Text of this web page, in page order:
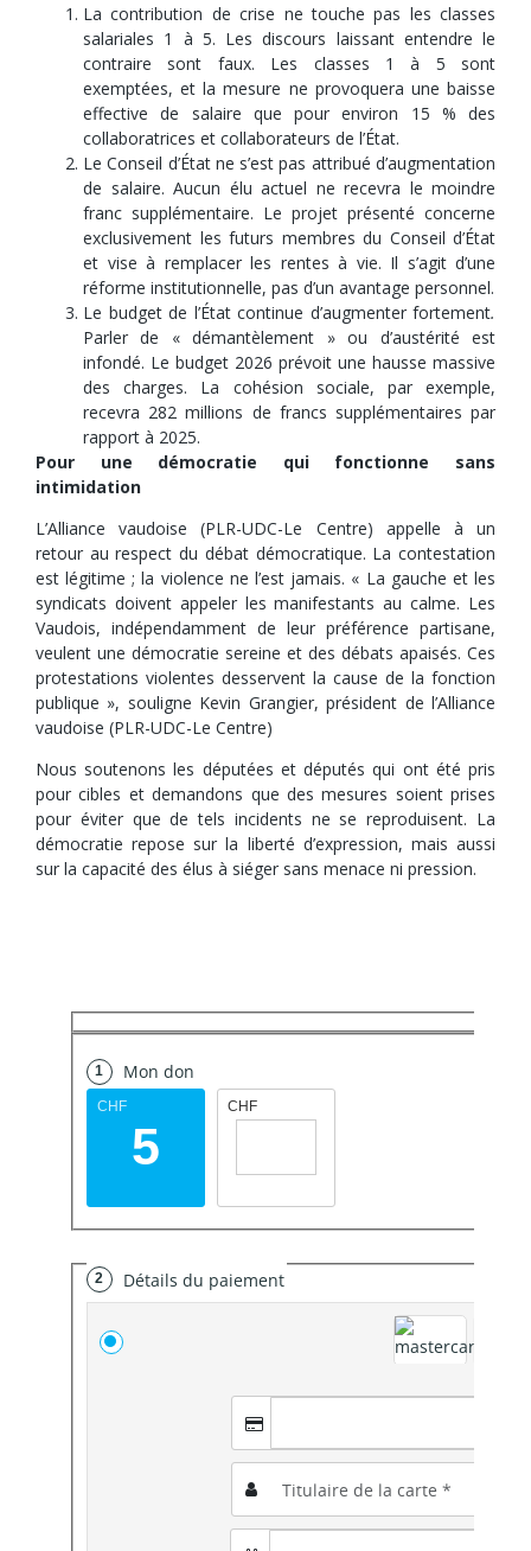
La contribution de crise ne touche pas les classes
salariales 1 à 5. Les discours laissant entendre le
contraire sont faux. Les classes 1 à 5 sont
exemptées, et la mesure ne provoquera une baisse
effective de salaire que pour environ 15 % des
collaboratrices et collaborateurs de l’État.
Le Conseil d’État ne s’est pas attribué d’augmentation
de salaire. Aucun élu actuel ne recevra le moindre
franc supplémentaire. Le projet présenté concerne
exclusivement les futurs membres du Conseil d’État
et vise à remplacer les rentes à vie. Il s’agit d’une
réforme institutionnelle, pas d’un avantage personnel.
Le budget de l’État continue d’augmenter fortement.
Parler de « démantèlement » ou d’austérité est
infondé. Le budget 2026 prévoit une hausse massive
des charges. La cohésion sociale, par exemple,
recevra 282 millions de francs supplémentaires par
rapport à 2025.
Pour une démocratie qui fonctionne sans
intimidation
L’Alliance vaudoise (PLR-UDC-Le Centre) appelle à un
retour au respect du débat démocratique. La contestation
est légitime ; la violence ne l’est jamais. « La gauche et les
syndicats doivent appeler les manifestants au calme. Les
Vaudois, indépendamment de leur préférence partisane,
veulent une démocratie sereine et des débats apaisés. Ces
protestations violentes desservent la cause de la fonction
publique », souligne Kevin Grangier, président de l’Alliance
vaudoise (PLR-UDC-Le Centre)
Nous soutenons les députées et députés qui ont été pris
pour cibles et demandons que des mesures soient prises
pour éviter que de tels incidents ne se reproduisent. La
démocratie repose sur la liberté d’expression, mais aussi
sur la capacité des élus à siéger sans menace ni pression.